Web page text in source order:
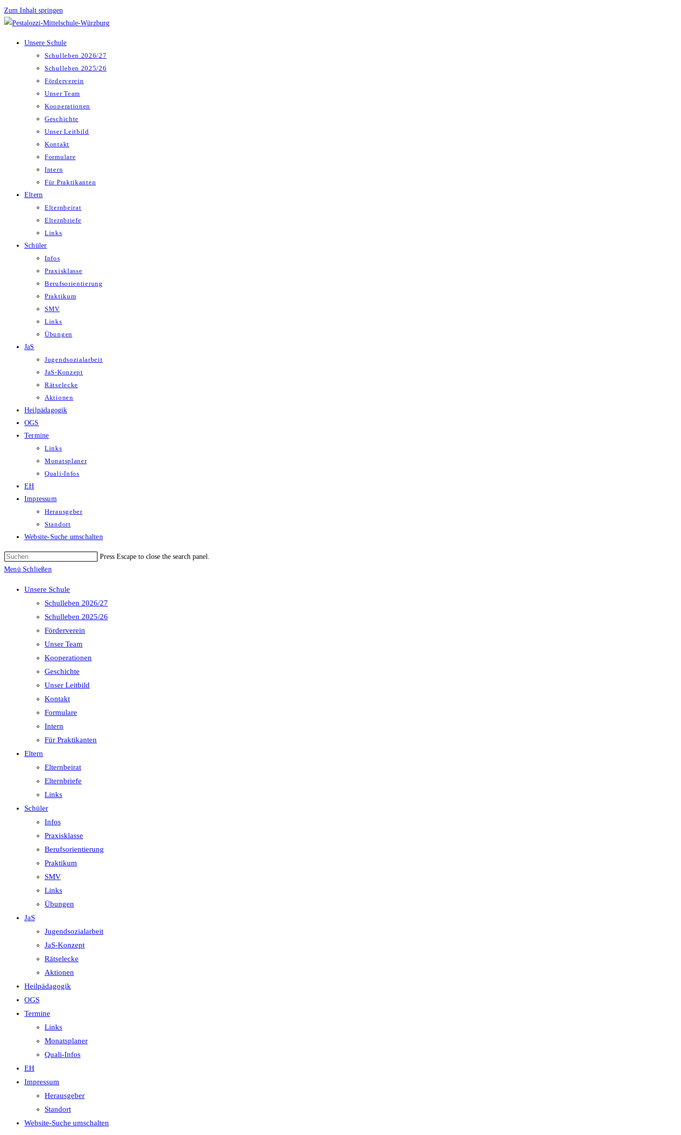
Zum Inhalt springen
Unsere Schule
Schulleben 2026/27
Schulleben 2025/26
Förderverein
Unser Team
Kooperationen
Geschichte
Unser Leitbild
Kontakt
Formulare
Intern
Für Praktikanten
Eltern
Elternbeirat
Elternbriefe
Links
Schüler
Infos
Praxisklasse
Berufsorientierung
Praktikum
SMV
Links
Übungen
JaS
Jugendsozialarbeit
JaS-Konzept
Rätselecke
Aktionen
Heilpädagogik
OGS
Termine
Links
Monatsplaner
Quali-Infos
EH
Impressum
Herausgeber
Standort
Website-Suche umschalten
Press Escape to close the search panel.
Menü Schließen
Unsere Schule
Schulleben 2026/27
Schulleben 2025/26
Förderverein
Unser Team
Kooperationen
Geschichte
Unser Leitbild
Kontakt
Formulare
Intern
Für Praktikanten
Eltern
Elternbeirat
Elternbriefe
Links
Schüler
Infos
Praxisklasse
Berufsorientierung
Praktikum
SMV
Links
Übungen
JaS
Jugendsozialarbeit
JaS-Konzept
Rätselecke
Aktionen
Heilpädagogik
OGS
Termine
Links
Monatsplaner
Quali-Infos
EH
Impressum
Herausgeber
Standort
Website-Suche umschalten